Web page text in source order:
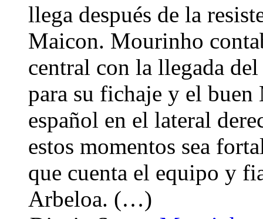
llega después de la
Maicon. Mourinho
central con la llegada
para su fichaje y el
español en el lateral
estos momentos sea
que cuenta el equipo y
Arbeloa. (…)